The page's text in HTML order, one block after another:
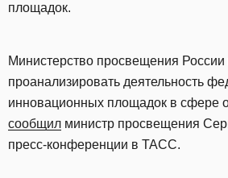
площадок.
Министерство просвещения
проанализировать деятельность
инновационных площадок в сфере
сообщил министр просвещения
пресс-конференции в ТАСС.